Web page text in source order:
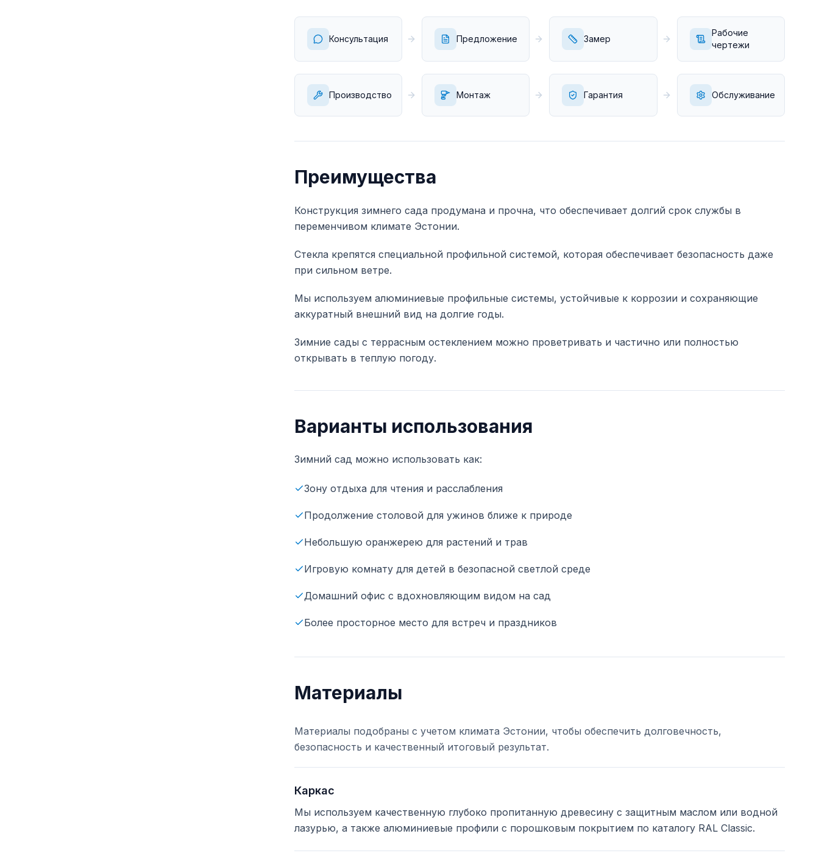
Консультация Предложение Замер
Рабочие
чертежи
Производство Монтаж Гарантия Обслуживание
Преимущества
Конструкция зимнего сада продумана и прочна, что обеспечивает долгий срок службы в
переменчивом климате Эстонии.
Стекла крепятся специальной профильной системой, которая обеспечивает безопасность даже
при сильном ветре.
Мы используем алюминиевые профильные системы, устойчивые к коррозии и сохраняющие
аккуратный внешний вид на долгие годы.
Зимние сады с террасным остеклением можно проветривать и частично или полностью
открывать в теплую погоду.
Варианты использования
Зимний сад можно использовать как:
Зону отдыха для чтения и расслабления
Продолжение столовой для ужинов ближе к природе
Небольшую оранжерею для растений и трав
Игровую комнату для детей в безопасной светлой среде
Домашний офис с вдохновляющим видом на сад
Более просторное место для встреч и праздников
Материалы
Материалы подобраны с учетом климата Эстонии, чтобы обеспечить долговечность,
безопасность и качественный итоговый результат.
Каркас
Мы используем качественную глубоко пропитанную древесину с защитным маслом или водной
лазурью, а также алюминиевые профили с порошковым покрытием по каталогу RAL Classic.